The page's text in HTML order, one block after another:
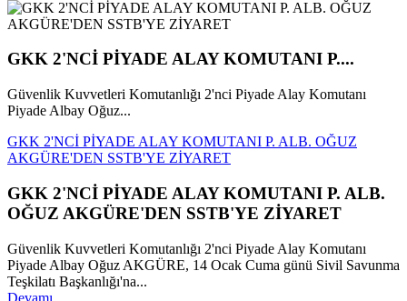
GKK 2'NCİ PİYADE ALAY KOMUTANI P....
Güvenlik Kuvvetleri Komutanlığı 2'nci Piyade Alay Komutanı
Piyade Albay Oğuz...
GKK 2'NCİ PİYADE ALAY KOMUTANI P. ALB. OĞUZ
AKGÜRE'DEN SSTB'YE ZİYARET
GKK 2'NCİ PİYADE ALAY KOMUTANI P. ALB.
OĞUZ AKGÜRE'DEN SSTB'YE ZİYARET
Güvenlik Kuvvetleri Komutanlığı 2'nci Piyade Alay Komutanı
Piyade Albay Oğuz AKGÜRE, 14 Ocak Cuma günü Sivil Savunma
Teşkilatı Başkanlığı'na...
Devamı